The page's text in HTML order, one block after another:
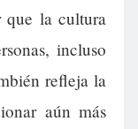
que la cultura
incluso
refleja la
aún más